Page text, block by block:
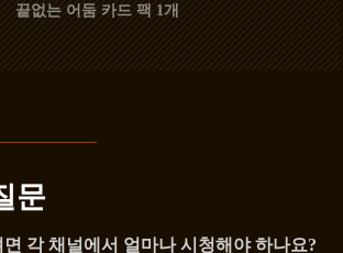
끝없는 어둠 카드 팩 1개
문
각 채널에서 얼마나 시청해야 하나요?